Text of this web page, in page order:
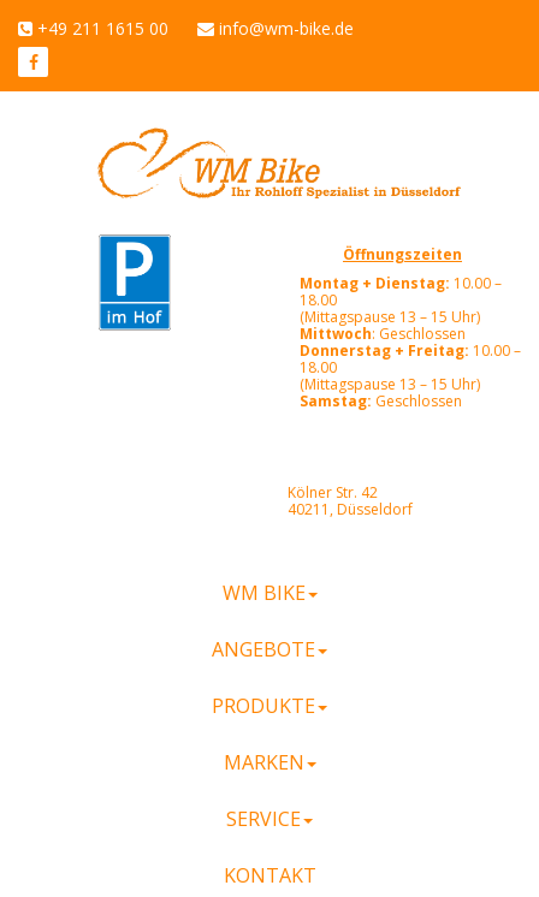
+49 211 1615 00 info@wm-bike.de
Öffnungszeiten
Montag + Dienstag: 10.00 –
18.00
(Mittagspause 13 – 15 Uhr)
Mittwoch: Geschlossen
Donnerstag + Freitag: 10.00 –
18.00
(Mittagspause 13 – 15 Uhr)
Samstag: Geschlossen
Kölner Str. 42
40211, Düsseldorf
WM BIKE
ANGEBOTE
PRODUKTE
MARKEN
SERVICE
KONTAKT